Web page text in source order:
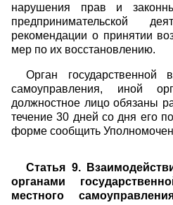
нарушения прав и
предпринимательской
рекомендации о принятии
мер по их восстановлению.
Орган государственной
самоуправления, иной
должностное лицо обязаны
течение 30 дней со дня его
форме сообщить
Статья 9.
органами
местного